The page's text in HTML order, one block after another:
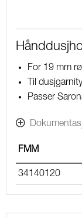
For 19 mm
Til
Passer
FMM
34140120